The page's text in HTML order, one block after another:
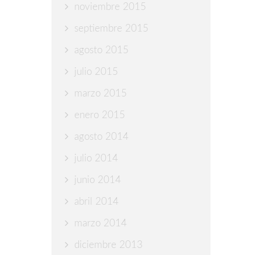
noviembre 2015
septiembre 2015
agosto 2015
julio 2015
marzo 2015
enero 2015
agosto 2014
julio 2014
junio 2014
abril 2014
marzo 2014
diciembre 2013